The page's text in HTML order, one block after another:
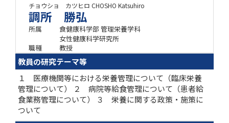
チョウショ カツヒロ CHOSHO Katsuhiro
調所 勝弘
所属
食健康科学部 管理栄養学科
女性健康科学研究所
職種
教授
教員の研究テーマ等
１ 医療機関等における栄養管理について（臨床栄養
管理について） ２ 病院等給食管理について（患者給
食業務管理について） ３ 栄養に関する政策・施策に
ついて